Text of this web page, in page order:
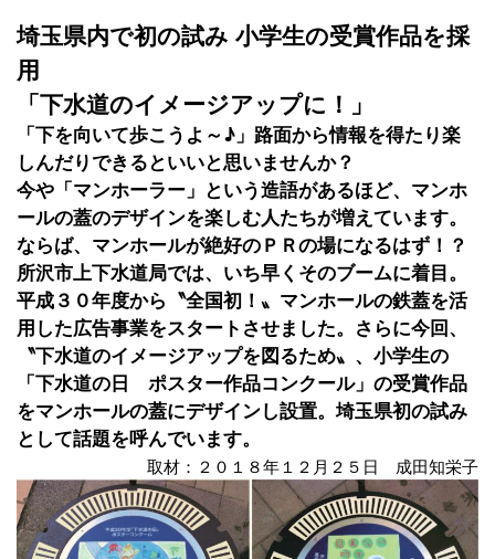
埼玉県内で初の試み 小学生の受賞作品を採
用
「下水道のイメージアップに！」
「下を向いて歩こうよ～♪」路面から情報を得たり楽
しんだりできるといいと思いませんか？
今や「マンホーラー」という造語があるほど、マンホ
ールの蓋のデザインを楽しむ人たちが増えています。
ならば、マンホールが絶好のＰＲの場になるはず！？
所沢市上下水道局では、いち早くそのブームに着目。
平成３０年度から〝全国初！〟マンホールの鉄蓋を活
用した広告事業をスタートさせました。さらに今回、
〝下水道のイメージアップを図るため〟、小学生の
「下水道の日 ポスター作品コンクール」の受賞作品
をマンホールの蓋にデザインし設置。埼玉県初の試み
として話題を呼んでいます。
取材：２０１８年１２月２５日 成田知栄子